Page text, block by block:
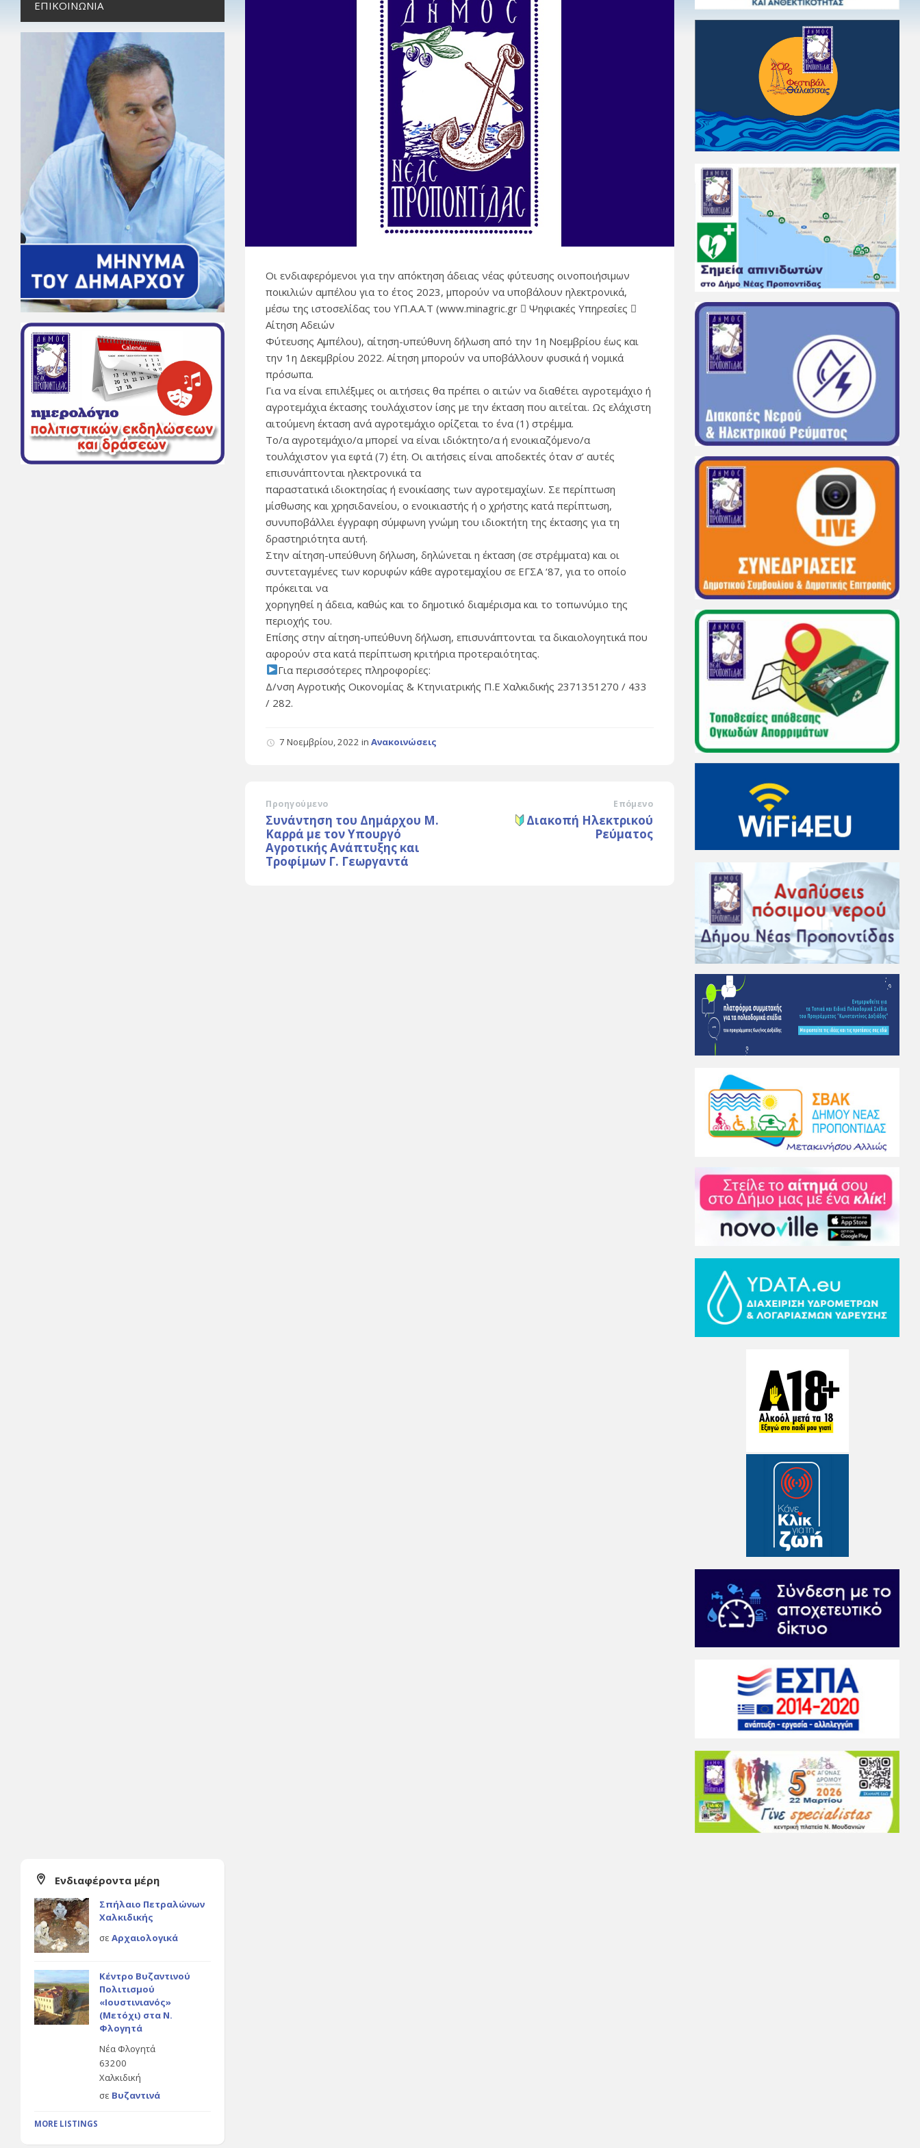
Οι ενδιαφερόμενοι για την απόκτηση άδειας νέας φύτευσης οινοποιήσιμων
ποικιλιών αμπέλου για το έτος 2023, μπορούν να υποβάλουν ηλεκτρονικά,
μέσω της ιστοσελίδας του ΥΠ.Α.Α.Τ (www.minagric.gr  Ψηφιακές Υπηρεσίες 
Αίτηση Αδειών
Φύτευσης Αμπέλου), αίτηση-υπεύθυνη δήλωση από την 1η Νοεμβρίου έως και
την 1η Δεκεμβρίου 2022. Αίτηση μπορούν να υποβάλλουν φυσικά ή νομικά
πρόσωπα.
Για να είναι επιλέξιμες οι αιτήσεις θα πρέπει ο αιτών να διαθέτει αγροτεμάχιο ή
αγροτεμάχια έκτασης τουλάχιστον ίσης με την έκταση που αιτείται. Ως ελάχιστη
αιτούμενη έκταση ανά αγροτεμάχιο ορίζεται το ένα (1) στρέμμα.
Το/α αγροτεμάχιο/α μπορεί να είναι ιδιόκτητο/α ή ενοικιαζόμενο/α
τουλάχιστον για εφτά (7) έτη. Οι αιτήσεις είναι αποδεκτές όταν σ’ αυτές
επισυνάπτονται ηλεκτρονικά τα
παραστατικά ιδιοκτησίας ή ενοικίασης των αγροτεμαχίων. Σε περίπτωση
μίσθωσης και χρησιδανείου, ο ενοικιαστής ή ο χρήστης κατά περίπτωση,
συνυποβάλλει έγγραφη σύμφωνη γνώμη του ιδιοκτήτη της έκτασης για τη
δραστηριότητα αυτή.
Στην αίτηση-υπεύθυνη δήλωση, δηλώνεται η έκταση (σε στρέμματα) και οι
συντεταγμένες των κορυφών κάθε αγροτεμαχίου σε ΕΓΣΑ ‘87, για το οποίο
πρόκειται να
χορηγηθεί η άδεια, καθώς και το δημοτικό διαμέρισμα και το τοπωνύμιο της
περιοχής του.
Επίσης στην αίτηση-υπεύθυνη δήλωση, επισυνάπτονται τα δικαιολογητικά που
αφορούν στα κατά περίπτωση κριτήρια προτεραιότητας.
Για περισσότερες πληροφορίες:
Δ/νση Αγροτικής Οικονομίας & Κτηνιατρικής Π.Ε Χαλκιδικής 2371351270 / 433
/ 282.
7 Νοεμβρίου, 2022inΑνακοινώσεις
Προηγούμενο
Συνάντηση του Δημάρχου Μ.
Καρρά με τον Υπουργό
Αγροτικής Ανάπτυξης και
Τροφίμων Γ. Γεωργαντά
Επόμενο
Διακοπή Ηλεκτρικού
Ρεύματος
ΕΠΙΚΟΙΝΩΝΊΑ
Ενδιαφέροντα μέρη
Σπήλαιο Πετραλώνων
Χαλκιδικής
σε Αρχαιολογικά
Κέντρο Βυζαντινού
Πολιτισμού
«Ιουστινιανός»
(Μετόχι) στα Ν.
Φλογητά
Νέα Φλογητά
63200
Χαλκιδική
σε Βυζαντινά
MORE LISTINGS